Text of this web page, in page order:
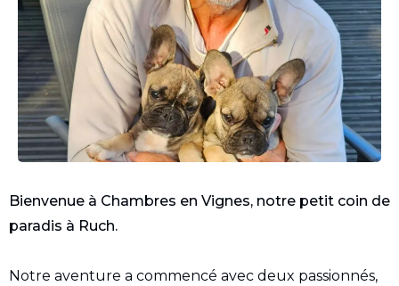
Bienvenue à Chambres en Vignes, notre petit coin de
paradis à Ruch.
Notre aventure a commencé avec deux passionnés,